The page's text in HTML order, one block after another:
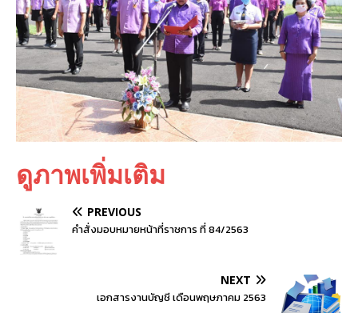
ดูภาพเพิ่มเติม
PREVIOUS
คำสั่งมอบหมายหน้าที่ราชการ ที่ 84/2563
NEXT
เอกสารงานบัญชี เดือนพฤษภาคม 2563